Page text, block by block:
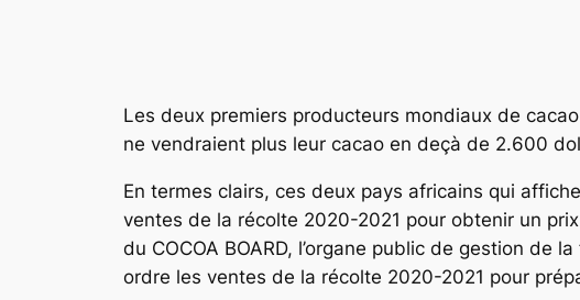
Les deux premiers producteurs mondiaux de
ne vendraient plus leur cacao en deçà de 2.600
En termes clairs, ces deux pays africains qui
ventes de la récolte 2020-2021 pour obtenir un
du COCOA BOARD, l’organe public de gestion de
ordre les ventes de la récolte 2020-2021 pour